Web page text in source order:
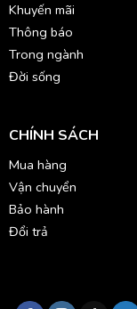
Khuyến mãi
Thông báo
Trong ngành
Đời sống
CHÍNH SÁCH
Mua hàng
Vận chuyển
Bảo hành
Đổi trả